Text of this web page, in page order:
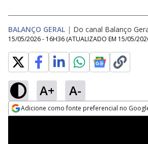
BALANÇO GERAL | Do canal Balanço
15/05/2026 - 16H36 (ATUALIZADO EM 15/05/
A+ A-
Adicione como fonte preferencial no